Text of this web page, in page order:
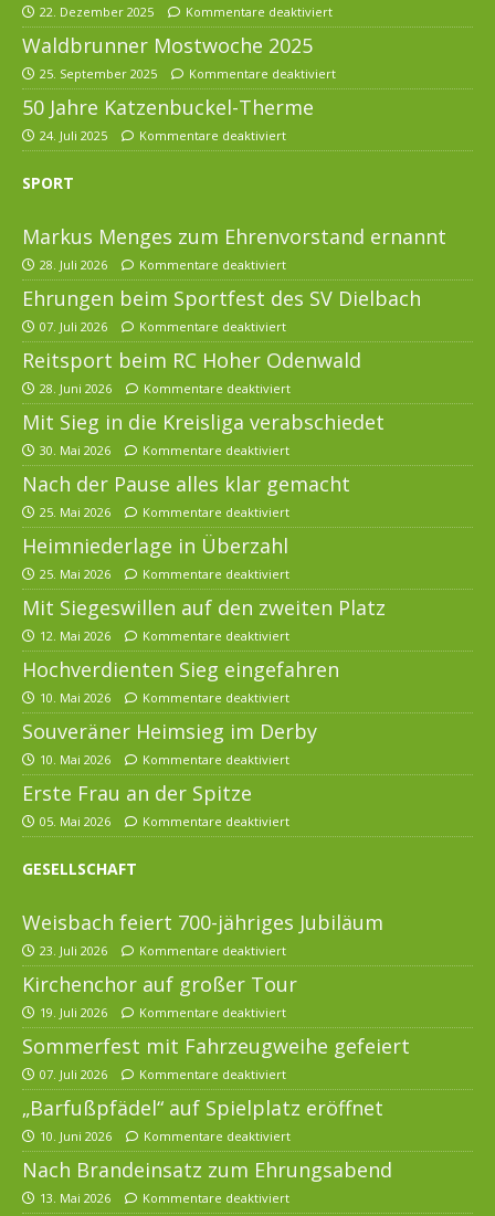
22. Dezember 2025 Kommentare deaktiviert
Waldbrunner Mostwoche 2025
25. September 2025 Kommentare deaktiviert
50 Jahre Katzenbuckel-Therme
24. Juli 2025 Kommentare deaktiviert
SPORT
Markus Menges zum Ehrenvorstand ernannt
28. Juli 2026 Kommentare deaktiviert
Ehrungen beim Sportfest des SV Dielbach
07. Juli 2026 Kommentare deaktiviert
Reitsport beim RC Hoher Odenwald
28. Juni 2026 Kommentare deaktiviert
Mit Sieg in die Kreisliga verabschiedet
30. Mai 2026 Kommentare deaktiviert
Nach der Pause alles klar gemacht
25. Mai 2026 Kommentare deaktiviert
Heimniederlage in Überzahl
25. Mai 2026 Kommentare deaktiviert
Mit Siegeswillen auf den zweiten Platz
12. Mai 2026 Kommentare deaktiviert
Hochverdienten Sieg eingefahren
10. Mai 2026 Kommentare deaktiviert
Souveräner Heimsieg im Derby
10. Mai 2026 Kommentare deaktiviert
Erste Frau an der Spitze
05. Mai 2026 Kommentare deaktiviert
GESELLSCHAFT
Weisbach feiert 700-jähriges Jubiläum
23. Juli 2026 Kommentare deaktiviert
Kirchenchor auf großer Tour
19. Juli 2026 Kommentare deaktiviert
Sommerfest mit Fahrzeugweihe gefeiert
07. Juli 2026 Kommentare deaktiviert
„Barfußpfädel“ auf Spielplatz eröffnet
10. Juni 2026 Kommentare deaktiviert
Nach Brandeinsatz zum Ehrungsabend
13. Mai 2026 Kommentare deaktiviert